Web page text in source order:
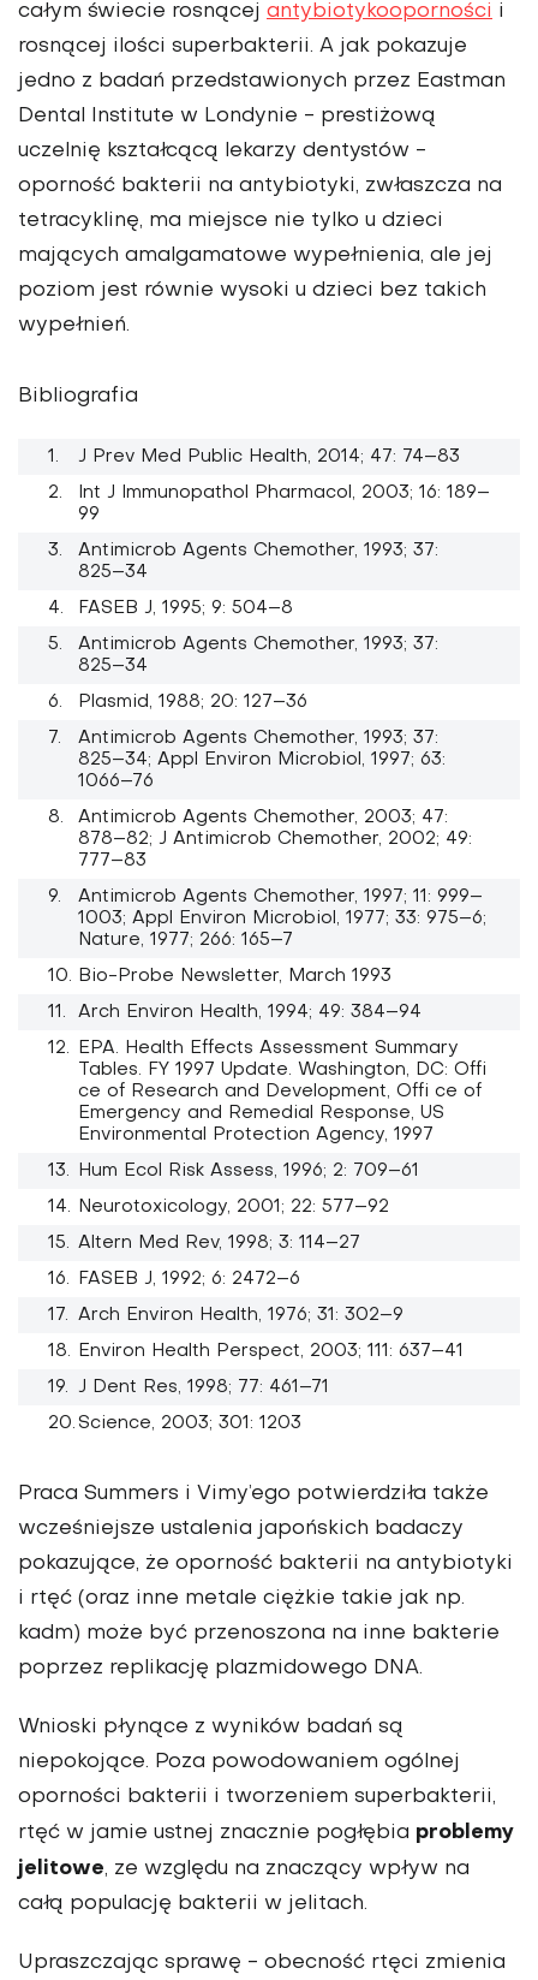
całym świecie rosnącej antybiotykooporności i
rosnącej ilości superbakterii. A jak pokazuje
jedno z badań przedstawionych przez Eastman
Dental Institute w Londynie - prestiżową
uczelnię kształcącą lekarzy dentystów -
oporność bakterii na antybiotyki, zwłaszcza na
tetracyklinę, ma miejsce nie tylko u dzieci
mających amalgamatowe wypełnienia, ale jej
poziom jest równie wysoki u dzieci bez takich
wypełnień.
Bibliografia
J Prev Med Public Health, 2014; 47: 74–83
Int J Immunopathol Pharmacol, 2003; 16: 189–
99
Antimicrob Agents Chemother, 1993; 37:
825–34
FASEB J, 1995; 9: 504–8
Antimicrob Agents Chemother, 1993; 37:
825–34
Plasmid, 1988; 20: 127–36
Antimicrob Agents Chemother, 1993; 37:
825–34; Appl Environ Microbiol, 1997; 63:
1066–76
Antimicrob Agents Chemother, 2003; 47:
878–82; J Antimicrob Chemother, 2002; 49:
777–83
Antimicrob Agents Chemother, 1997; 11: 999–
1003; Appl Environ Microbiol, 1977; 33: 975–6;
Nature, 1977; 266: 165–7
Bio-Probe Newsletter, March 1993
Arch Environ Health, 1994; 49: 384–94
EPA. Health Effects Assessment Summary
Tables. FY 1997 Update. Washington, DC: Offi
ce of Research and Development, Offi ce of
Emergency and Remedial Response, US
Environmental Protection Agency, 1997
Hum Ecol Risk Assess, 1996; 2: 709–61
Neurotoxicology, 2001; 22: 577–92
Altern Med Rev, 1998; 3: 114–27
FASEB J, 1992; 6: 2472–6
Arch Environ Health, 1976; 31: 302–9
Environ Health Perspect, 2003; 111: 637–41
J Dent Res, 1998; 77: 461–71
Science, 2003; 301: 1203
Praca Summers i Vimy’ego potwierdziła także
wcześniejsze ustalenia japońskich badaczy
pokazujące, że oporność bakterii na antybiotyki
i rtęć (oraz inne metale ciężkie takie jak np.
kadm) może być przenoszona na inne bakterie
poprzez replikację plazmidowego DNA.
Wnioski płynące z wyników badań są
niepokojące. Poza powodowaniem ogólnej
oporności bakterii i tworzeniem superbakterii,
rtęć w jamie ustnej znacznie pogłębia problemy
jelitowe, ze względu na znaczący wpływ na
całą populację bakterii w jelitach.
Upraszczając sprawę - obecność rtęci zmienia